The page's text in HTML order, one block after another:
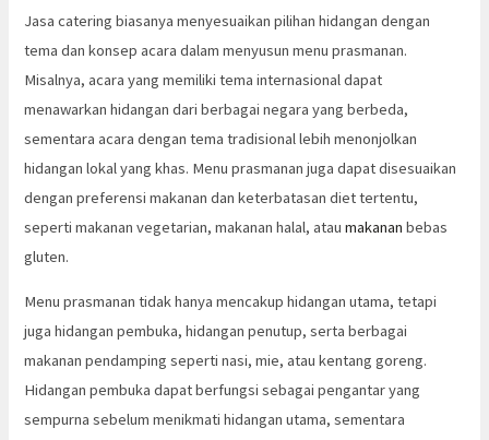
Jasa catering biasanya menyesuaikan pilihan hidangan dengan
tema dan konsep acara dalam menyusun menu prasmanan.
Misalnya, acara yang memiliki tema internasional dapat
menawarkan hidangan dari berbagai negara yang berbeda,
sementara acara dengan tema tradisional lebih menonjolkan
hidangan lokal yang khas. Menu prasmanan juga dapat disesuaikan
dengan preferensi makanan dan keterbatasan diet tertentu,
seperti makanan vegetarian, makanan halal, ataumakanan bebas
gluten.
Menu prasmanan tidak hanya mencakup hidangan utama, tetapi
juga hidangan pembuka, hidangan penutup, serta berbagai
makanan pendamping seperti nasi, mie, atau kentang goreng.
Hidangan pembuka dapat berfungsi sebagai pengantar yang
sempurna sebelum menikmati hidangan utama, sementara